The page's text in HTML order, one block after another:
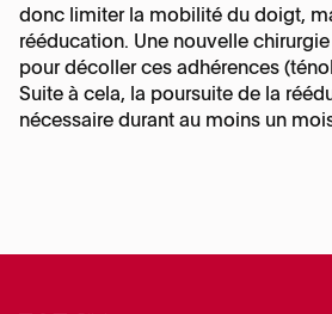
donc limiter la mobilité du doigt,
rééducation. Une nouvelle
pour décoller ces adhérences
Suite à cela, la poursuite de la
nécessaire durant au moins un